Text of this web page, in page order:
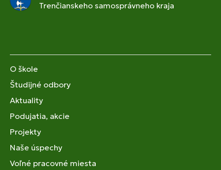
Trenčianskeho samosprávneho kraja
O škole
Študijné odbory
Aktuality
Podujatia, akcie
Projekty
Naše úspechy
Voľné pracovné miesta